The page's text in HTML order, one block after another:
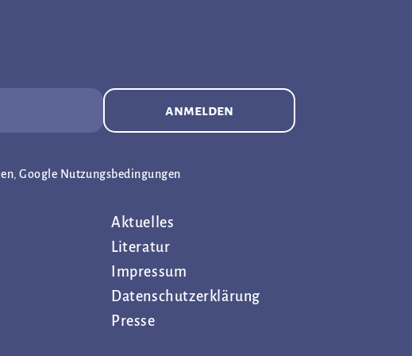
anmelden
,Google Nutzungsbedingungen
Aktuelles
Literatur
Impressum
Datenschutz­erklärung
Presse